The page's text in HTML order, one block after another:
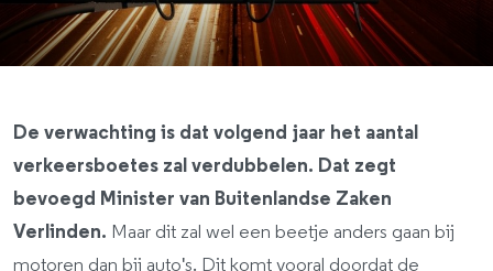
De verwachting is dat volgend jaar het aantal
verkeersboetes zal verdubbelen. Dat zegt
bevoegd Minister van Buitenlandse Zaken
Verlinden. Maar dit zal wel een beetje anders gaan bij
motoren dan bij auto's. Dit komt vooral doordat de